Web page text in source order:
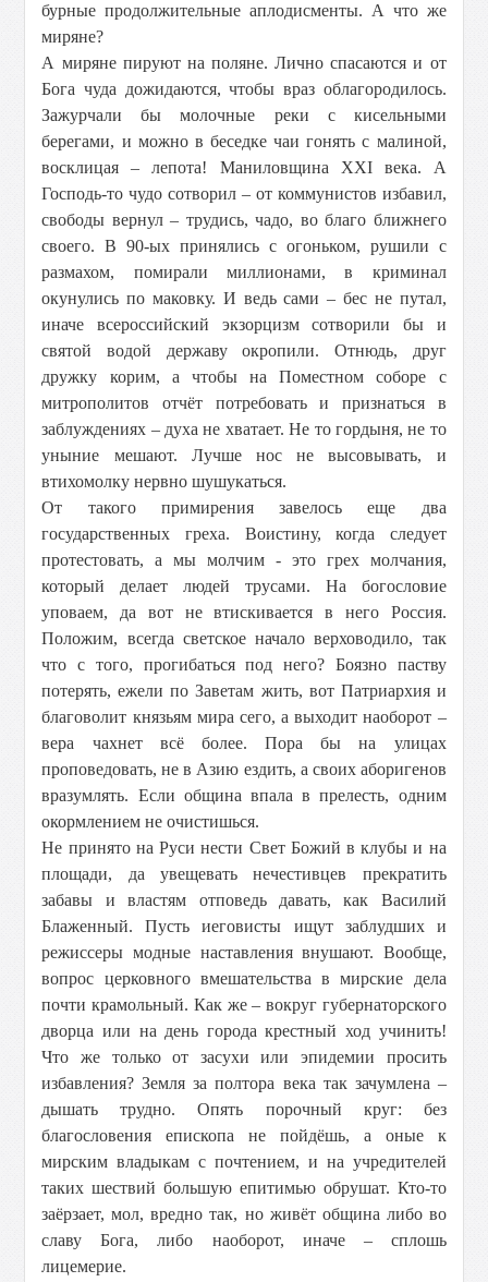
бурные продолжительные аплодисменты. А что же
миряне?
А миряне пируют на поляне. Лично спасаются и от
Бога чуда дожидаются, чтобы враз облагородилось.
Зажурчали бы молочные реки с кисельными
берегами, и можно в беседке чаи гонять с малиной,
восклицая – лепота! Маниловщина XXI века. А
Господь-то чудо сотворил – от коммунистов избавил,
свободы вернул – трудись, чадо, во благо ближнего
своего. В 90-ых принялись с огоньком, рушили с
размахом, помирали миллионами, в криминал
окунулись по маковку. И ведь сами – бес не путал,
иначе всероссийский экзорцизм сотворили бы и
святой водой державу окропили. Отнюдь, друг
дружку корим, а чтобы на Поместном соборе с
митрополитов отчёт потребовать и признаться в
заблуждениях – духа не хватает. Не то гордыня, не то
уныние мешают. Лучше нос не высовывать, и
втихомолку нервно шушукаться.
От такого примирения завелось еще два
государственных греха. Воистину, когда следует
протестовать, а мы молчим - это грех молчания,
который делает людей трусами. На богословие
уповаем, да вот не втискивается в него Россия.
Положим, всегда светское начало верховодило, так
что с того, прогибаться под него? Боязно паству
потерять, ежели по Заветам жить, вот Патриархия и
благоволит князьям мира сего, а выходит наоборот –
вера чахнет всё более. Пора бы на улицах
проповедовать, не в Азию ездить, а своих аборигенов
вразумлять. Если община впала в прелесть, одним
окормлением не очистишься.
Не принято на Руси нести Свет Божий в клубы и на
площади, да увещевать нечестивцев прекратить
забавы и властям отповедь давать, как Василий
Блаженный. Пусть иеговисты ищут заблудших и
режиссеры модные наставления внушают. Вообще,
вопрос церковного вмешательства в мирские дела
почти крамольный. Как же – вокруг губернаторского
дворца или на день города крестный ход учинить!
Что же только от засухи или эпидемии просить
избавления? Земля за полтора века так зачумлена –
дышать трудно. Опять порочный круг: без
благословения епископа не пойдёшь, а оные к
мирским владыкам с почтением, и на учредителей
таких шествий большую епитимью обрушат. Кто-то
заёрзает, мол, вредно так, но живёт община либо во
славу Бога, либо наоборот, иначе – сплошь
лицемерие.